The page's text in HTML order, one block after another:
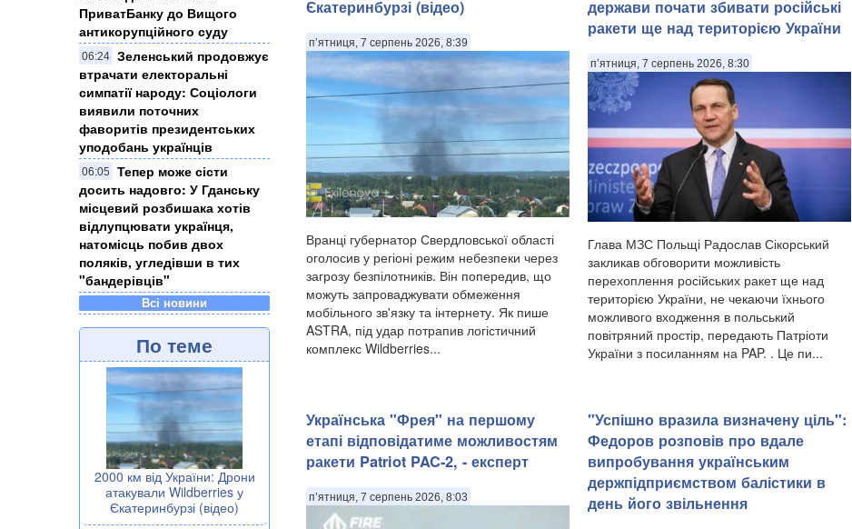
ПриватБанку до Вищого
антикорупційного суду
06:24 Зеленський продовжує
втрачати електоральні
симпатії народу: Соціологи
виявили поточних
фаворитів президентських
уподобань українців
06:05
Тепер може сісти
досить надовго: У Гданську
місцевий розбишака хотів
відлупцювати українця,
натомісць побив двох
поляків, угледівши в тих
"бандерівців"
Всі новини
По теме
2000 км від України: Дрони
атакували Wildberries у
Єкатеринбурзі (відео)
Єкатеринбурзі (відео)
п’ятниця, 7 серпень 2026, 8:39
Вранці губернатор Свердловської області
оголосив у регіоні режим небезпеки через
загрозу безпілотників. Він попередив, що
можуть запроваджувати обмеження
мобільного зв'язку та інтернету. Як пише
ASTRA, під удар потрапив логістичний
комплекс Wildberries...
держави почати збивати російські
ракети ще над територією України
п’ятниця, 7 серпень 2026, 8:30
Глава МЗС Польщі Радослав Сікорський
закликав обговорити можливість
перехоплення російських ракет ще над
територією України, не чекаючи їхнього
можливого входження в польський
повітряний простір, передають Патріоти
України з посиланням на PAP. . Це пи...
Українська "Фрея" на першому
етапі відповідатиме можливостям
ракети Patriot PAC-2, - експерт
п’ятниця, 7 серпень 2026, 8:03
"Успішно вразила визначену ціль":
Федоров розповів про вдале
випробування українським
держпідприємством балістики в
день його звільнення